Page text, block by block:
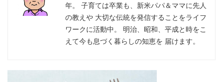
年。 子育ては卒業も、新米パパ＆ママに先人
の教えや 大切な伝統を発信することをライフ
ワークに活動中。 明治、昭和、平成と時をこ
えて今も息づく暮らしの知恵を 届けます。